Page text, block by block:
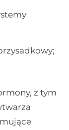
z tym